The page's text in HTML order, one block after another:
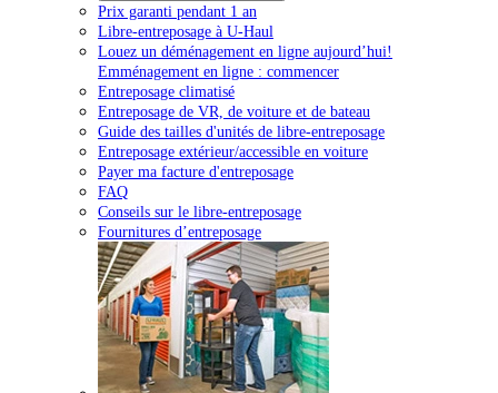
Prix garanti pendant 1 an
Libre-entreposage à U-Haul
Louez un déménagement en ligne aujourd’hui!
Emménagement en ligne : commencer
Entreposage climatisé
Entreposage de VR, de voiture et de bateau
Guide des tailles d'unités de libre-entreposage
Entreposage extérieur/accessible en voiture
Payer ma facture d'entreposage
FAQ
Conseils sur le libre-entreposage
Fournitures d’entreposage